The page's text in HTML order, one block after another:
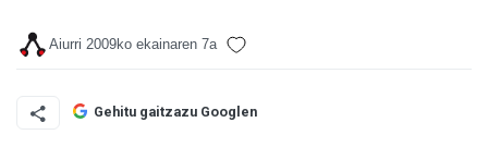
Aiurri 2009ko ekainaren 7a
Gehitu gaitzazu Googlen